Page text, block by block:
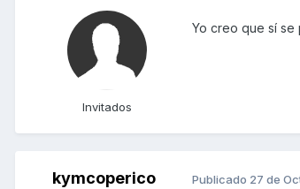
Invitados
Yo creo que sí se
kymcoperico Publicado 27 de